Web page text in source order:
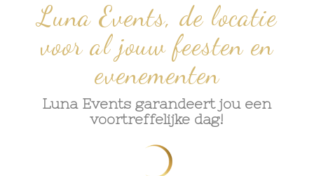
Luna Events, de locatie
voor al jouw feesten en
evenementen
Luna Events garandeert jou een
voortreffelijke dag!